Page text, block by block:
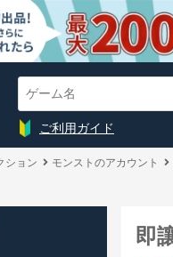
ご利用ガイド
ション モンストのアカウント
即